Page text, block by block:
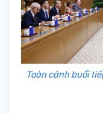
Toàn cảnh buổi